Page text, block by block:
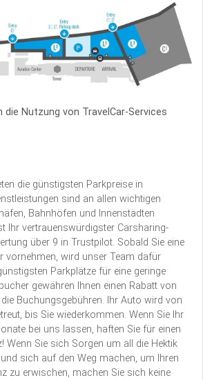
die Nutzung von TravelCar-Services
die günstigsten Parkpreise in
sind an allen wichtigen
Bahnhöfen und Innenstädten
Ihr vertrauenswürdigster Carsharing-
über 9 in Trustpilot. Sobald Sie eine
vornehmen, wird unser Team dafür
Parkplätze für eine geringe
gewähren Ihnen einen Rabatt von
Buchungsgebühren. Ihr Auto wird von
bis Sie wiederkommen. Wenn Sie Ihr
bei uns lassen, haften Sie für einen
Wenn Sie sich Sorgen um all die Hektik
sich auf den Weg machen, um Ihren
zu erwischen, machen Sie sich keine